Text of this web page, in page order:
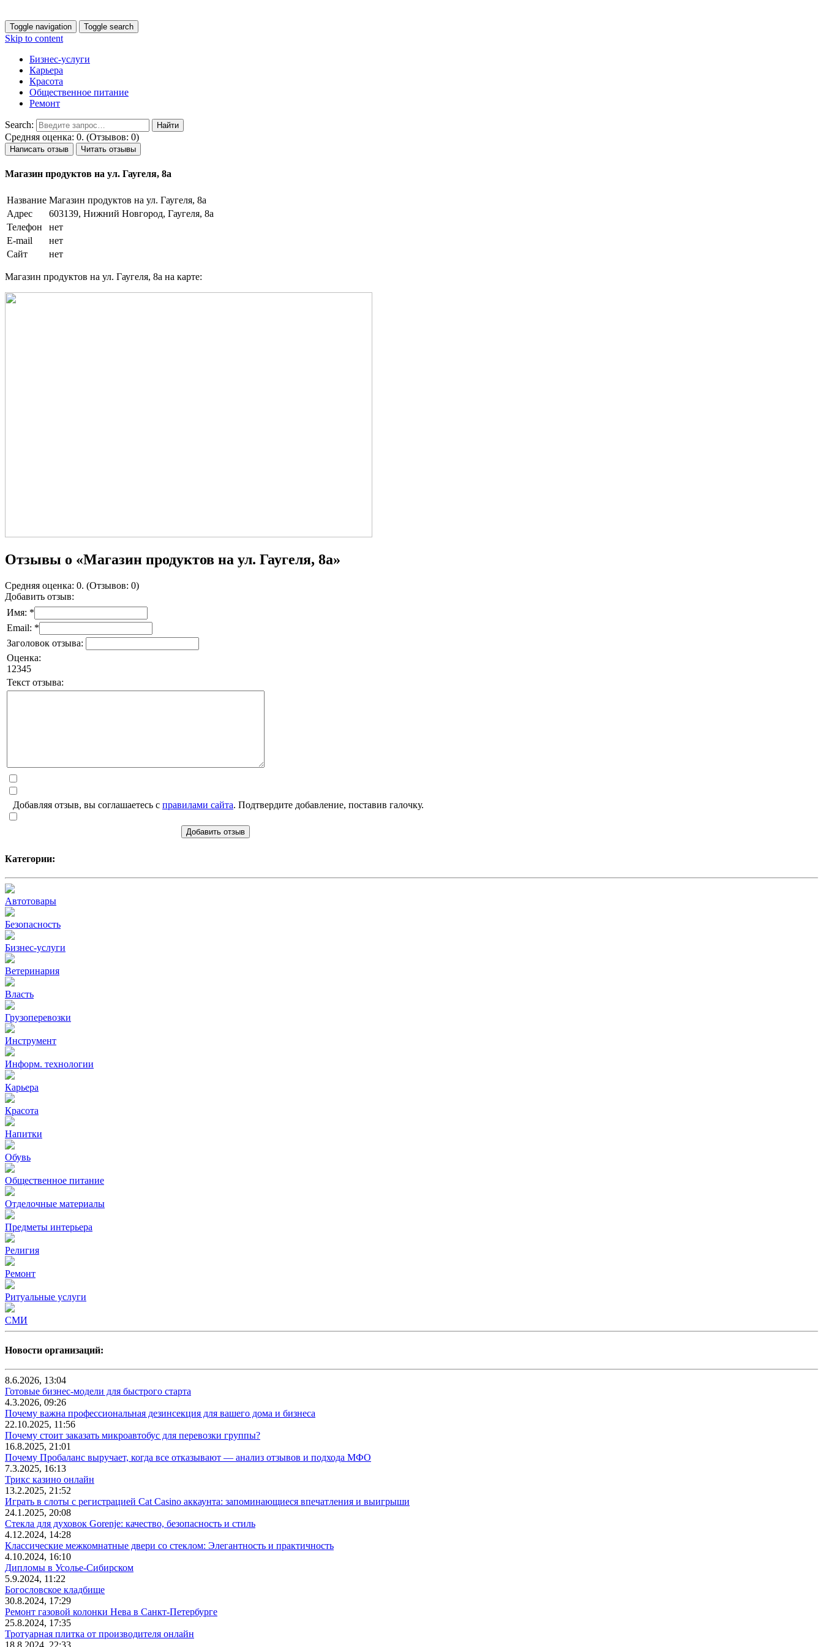
Toggle navigation Toggle search
Skip to content
Бизнес-услуги
Карьера
Красота
Общественное питание
Ремонт
Search:
Средняя оценка: 0. (Отзывов: 0)
Написать отзыв Читать отзывы
Магазин продуктов на ул. Гаугеля, 8а
Название Магазин продуктов на ул. Гаугеля, 8а
Адрес
603139, Нижний Новгород, Гаугеля, 8а
Телефон
нет
E-mail
нет
Сайт
нет
Магазин продуктов на ул. Гаугеля, 8а на карте:
Отзывы о «Магазин продуктов на ул. Гаугеля, 8а»
Средняя оценка: 0. (Отзывов: 0)
Добавить отзыв:
Имя: *
Email: *
Заголовок отзыва:
Оценка:
1 2345
Текст отзыва:
Добавляя отзыв, вы соглашаетесь с правилами сайта. Подтвердите добавление, поставив галочку.
Добавить отзыв
Категории:
Автотовары
Безопасность
Бизнес-услуги
Ветеринария
Власть
Грузоперевозки
Инструмент
Информ. технологии
Карьера
Красота
Напитки
Обувь
Общественное питание
Отделочные материалы
Предметы интерьера
Религия
Ремонт
Ритуальные услуги
СМИ
Новости организаций:
8.6.2026, 13:04
Готовые бизнес-модели для быстрого старта
4.3.2026, 09:26
Почему важна профессиональная дезинсекция для вашего дома и бизнеса
22.10.2025, 11:56
Почему стоит заказать микроавтобус для перевозки группы?
16.8.2025, 21:01
Почему Пробаланс выручает, когда все отказывают — анализ отзывов и подхода МФО
7.3.2025, 16:13
Трикс казино онлайн
13.2.2025, 21:52
Играть в слоты с регистрацией Cat Casino аккаунта: запоминающиеся впечатления и выигрыши
24.1.2025, 20:08
Стекла для духовок Gorenje: качество, безопасность и стиль
4.12.2024, 14:28
Классические межкомнатные двери со стеклом: Элегантность и практичность
4.10.2024, 16:10
Дипломы в Усолье-Сибирском
5.9.2024, 11:22
Богословское кладбище
30.8.2024, 17:29
Ремонт газовой колонки Нева в Санкт-Петербурге
25.8.2024, 17:35
Тротуарная плитка от производителя онлайн